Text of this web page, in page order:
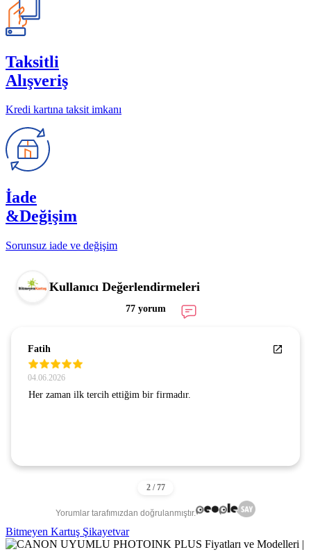
Taksitli
Alışveriş
Kredi kartına taksit imkanı
İade
&Değişim
Sorunsuz iade ve değişim
Kullanıcı Değerlendirmeleri
77 yorum
Fatih
04.06.2026
Her zaman ilk tercih ettiğim bir firmadır.
Yorumlar tarafımızdan doğrulanmıştır.
Bitmeyen Kartuş Şikayetvar